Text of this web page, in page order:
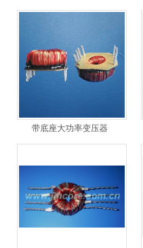
带底座大功率变压器